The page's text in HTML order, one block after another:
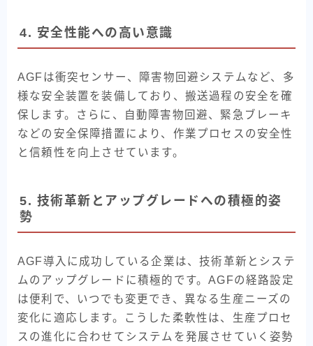
4. 安全性能への高い意識
AGFは衝突センサー、障害物回避システムなど、多
様な安全装置を装備しており、搬送過程の安全を確
保します。さらに、自動障害物回避、緊急ブレーキ
などの安全保障措置により、作業プロセスの安全性
と信頼性を向上させています。
5. 技術革新とアップグレードへの積極的姿
勢
AGF導入に成功している企業は、技術革新とシステ
ムのアップグレードに積極的です。AGFの経路設定
は便利で、いつでも変更でき、異なる生産ニーズの
変化に適応します。こうした柔軟性は、生産プロセ
スの進化に合わせてシステムを発展させていく姿勢